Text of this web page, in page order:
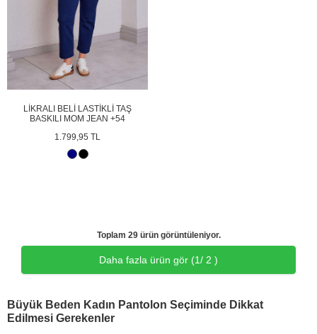
LİKRALI BELİ LASTİKLİ TAŞ
BASKILI MOM JEAN +54
1.799,95 TL
Toplam 29 ürün görüntüleniyor.
Daha fazla ürün gör (1/ 2 )
Büyük Beden Kadın Pantolon Seçiminde Dikkat
Edilmesi Gerekenler